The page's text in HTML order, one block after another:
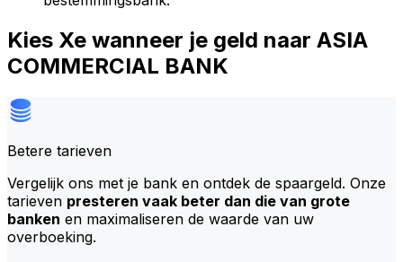
Kies Xe wanneer je geld naar ASIA
COMMERCIAL BANK
Betere tarieven
Vergelijk ons met je bank en ontdek de spaargeld. Onze
tarieven presteren vaak beter dan die van grote
banken en maximaliseren de waarde van uw
overboeking.